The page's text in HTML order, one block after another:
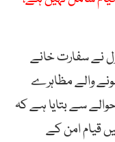
نے سفارت خانے
والے مظاہرے
سے بتایا ہے کہ
قیام امن کے